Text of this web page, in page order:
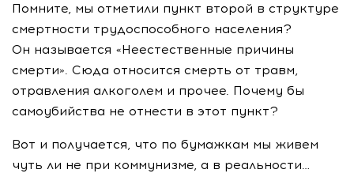
Помните, мы отметили пункт второй в структуре
смертности трудоспособного населения?
Он называется «Неестественные причины
смерти». Сюда относится смерть от травм,
отравления алкоголем и прочее. Почему бы
самоубийства не отнести в этот пункт?
Вот и получается, что по бумажкам мы живем
чуть ли не при коммунизме, а в реальности…